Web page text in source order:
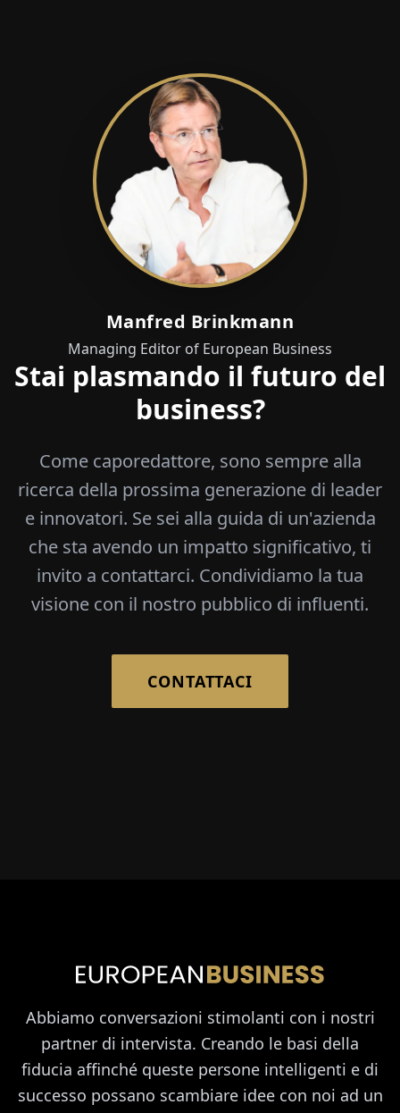
Manfred Brinkmann
Managing Editor of European Business
Stai plasmando il futuro del
business?
Come caporedattore, sono sempre alla
ricerca della prossima generazione di leader
e innovatori. Se sei alla guida di un'azienda
che sta avendo un impatto significativo, ti
invito a contattarci. Condividiamo la tua
visione con il nostro pubblico di influenti.
CONTATTACI
Abbiamo conversazioni stimolanti con i nostri
partner di intervista. Creando le basi della
fiducia affinché queste persone intelligenti e di
successo possano scambiare idee con noi ad un